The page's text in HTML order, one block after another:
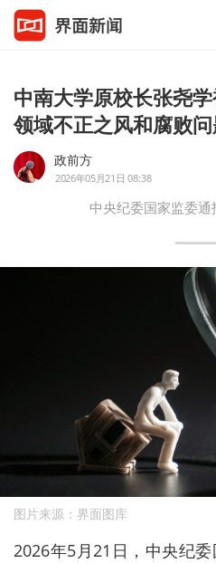
中南大学原校长张尧
领域不正之风和腐败
政前方
2026年05月21日 08:38
中央纪委国家监委通
图片来源：界面图库
2026年5月21日，中央纪